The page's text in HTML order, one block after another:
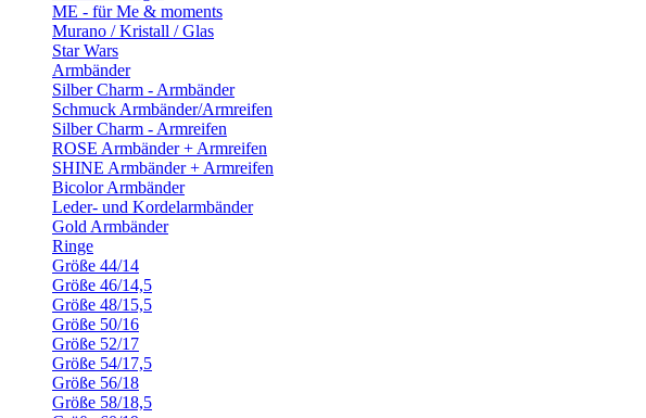
ME - für Me & moments
Murano / Kristall / Glas
Star Wars
Armbänder
Silber Charm - Armbänder
Schmuck Armbänder/Armreifen
Silber Charm - Armreifen
ROSE Armbänder + Armreifen
SHINE Armbänder + Armreifen
Bicolor Armbänder
Leder- und Kordelarmbänder
Gold Armbänder
Ringe
Größe 44/14
Größe 46/14,5
Größe 48/15,5
Größe 50/16
Größe 52/17
Größe 54/17,5
Größe 56/18
Größe 58/18,5